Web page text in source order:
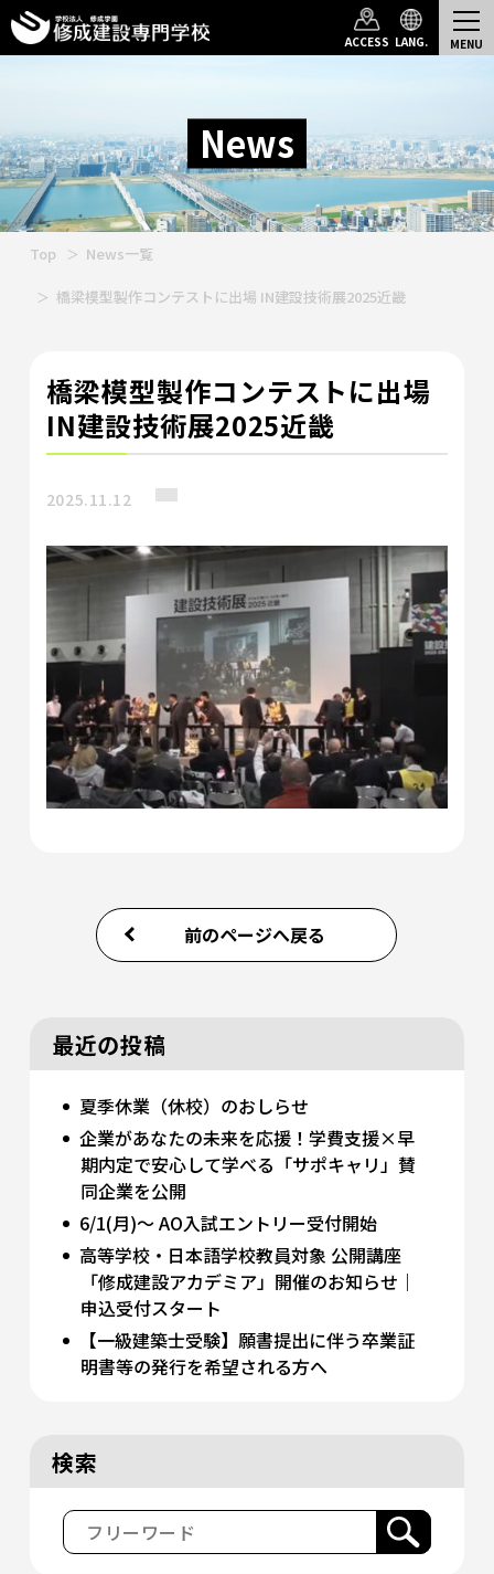
ACCESS LANG.
News
Top News一覧
橋梁模型製作コンテストに出場 IN建設技術展2025近畿
橋梁模型製作コンテストに出場
IN建設技術展2025近畿
2025.11.12
前のページへ戻る
最近の投稿
夏季休業（休校）のおしらせ
企業があなたの未来を応援！学費支援×早
期内定で安心して学べる「サポキャリ」賛
同企業を公開
6/1(月)～ AO入試エントリー受付開始
高等学校・日本語学校教員対象 公開講座
「修成建設アカデミア」開催のお知らせ｜
申込受付スタート
【一級建築士受験】願書提出に伴う卒業証
明書等の発行を希望される方へ
検索